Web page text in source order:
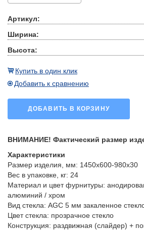
Артикул:
Ширина:
Высота:
Купить в один клик
Добавить к сравнению
ДОБАВИТЬ В КОРЗИНУ
ВНИМАНИЕ! Фактический размер
Характеристики
Размер изделия, мм: 1450х600-980х30
Вес в упаковке, кг: 24
Материал и цвет фурнитуры:
алюминий / хром
Вид стекла: AGC 5 мм закаленное
Цвет стекла: прозрачное стекло
Конструкция: раздвижная (слайдер) +